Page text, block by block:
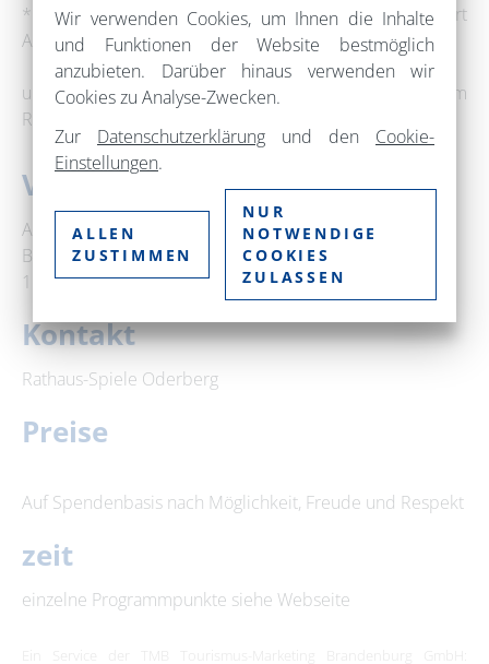
* eine parallel erscheinende Stadt-Zeitung dokumentiert
Aktion und Stadtgeschehen
und viel Weiteres, kommt, auch mit eigenen Ideen, zum
Rathaus!
Veranstaltungsort
Altes Rathaus Oderberg
Berliner Straße 89
16248 Oderberg
Kontakt
Rathaus-Spiele Oderberg
Preise
Auf Spendenbasis nach Möglichkeit, Freude und Respekt
zeit
einzelne Programmpunkte siehe Webseite
Wir verwenden Cookies, um Ihnen die Inhalte
und Funktionen der Website bestmöglich
anzubieten. Darüber hinaus verwenden wir
Cookies zu Analyse-Zwecken.
Zur Datenschutzerklärung und den Cookie-
Einstellungen.
ALLEN
ZUSTIMMEN
NUR
NOTWENDIGE
COOKIES
ZULASSEN